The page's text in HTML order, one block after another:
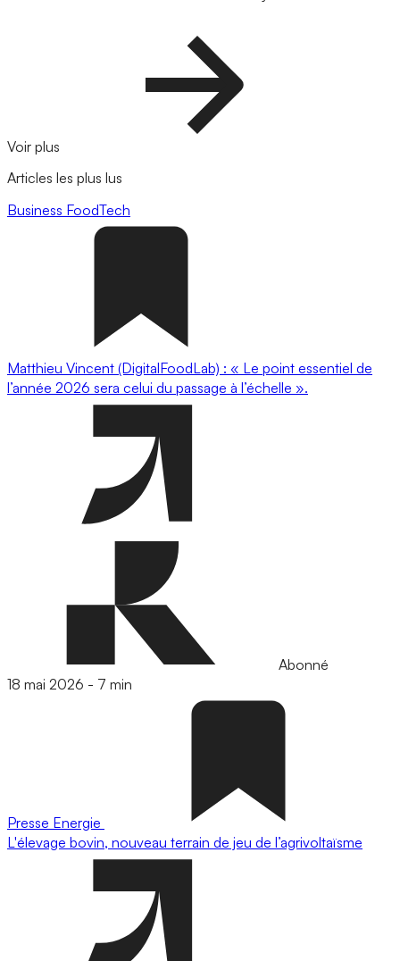
Voir plus
Articles les plus lus
Business FoodTech
Matthieu Vincent (DigitalFoodLab) : « Le point essentiel de
l’année 2026 sera celui du passage à l’échelle ».
Abonné
18 mai 2026 - 7 min
Presse Energie
L'élevage bovin, nouveau terrain de jeu de l’agrivoltaïsme